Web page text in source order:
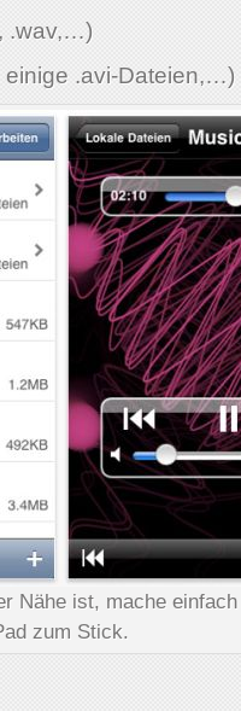
.wav,…)
einige .avi-Dateien,…)
Nähe ist, mache
zum Stick.